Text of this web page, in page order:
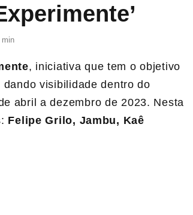
min
, iniciativa que tem o objetivo
visibilidade dentro do
abril a dezembro de 2023. Nesta
Felipe Grilo, Jambu, Kaê